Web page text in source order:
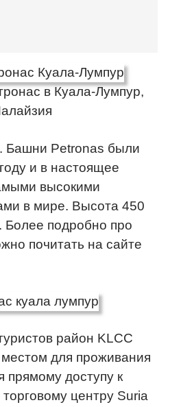
в Куала-Лумпур,
Башни Petronas были
и в настоящее
высокими
в мире. Высота 450
Более подробно про
почитать на сайте
район KLCC
для проживания
прямому доступу к
центру Suria